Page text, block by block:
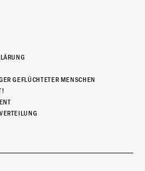
GEFLÜCHTETER MENSCHEN